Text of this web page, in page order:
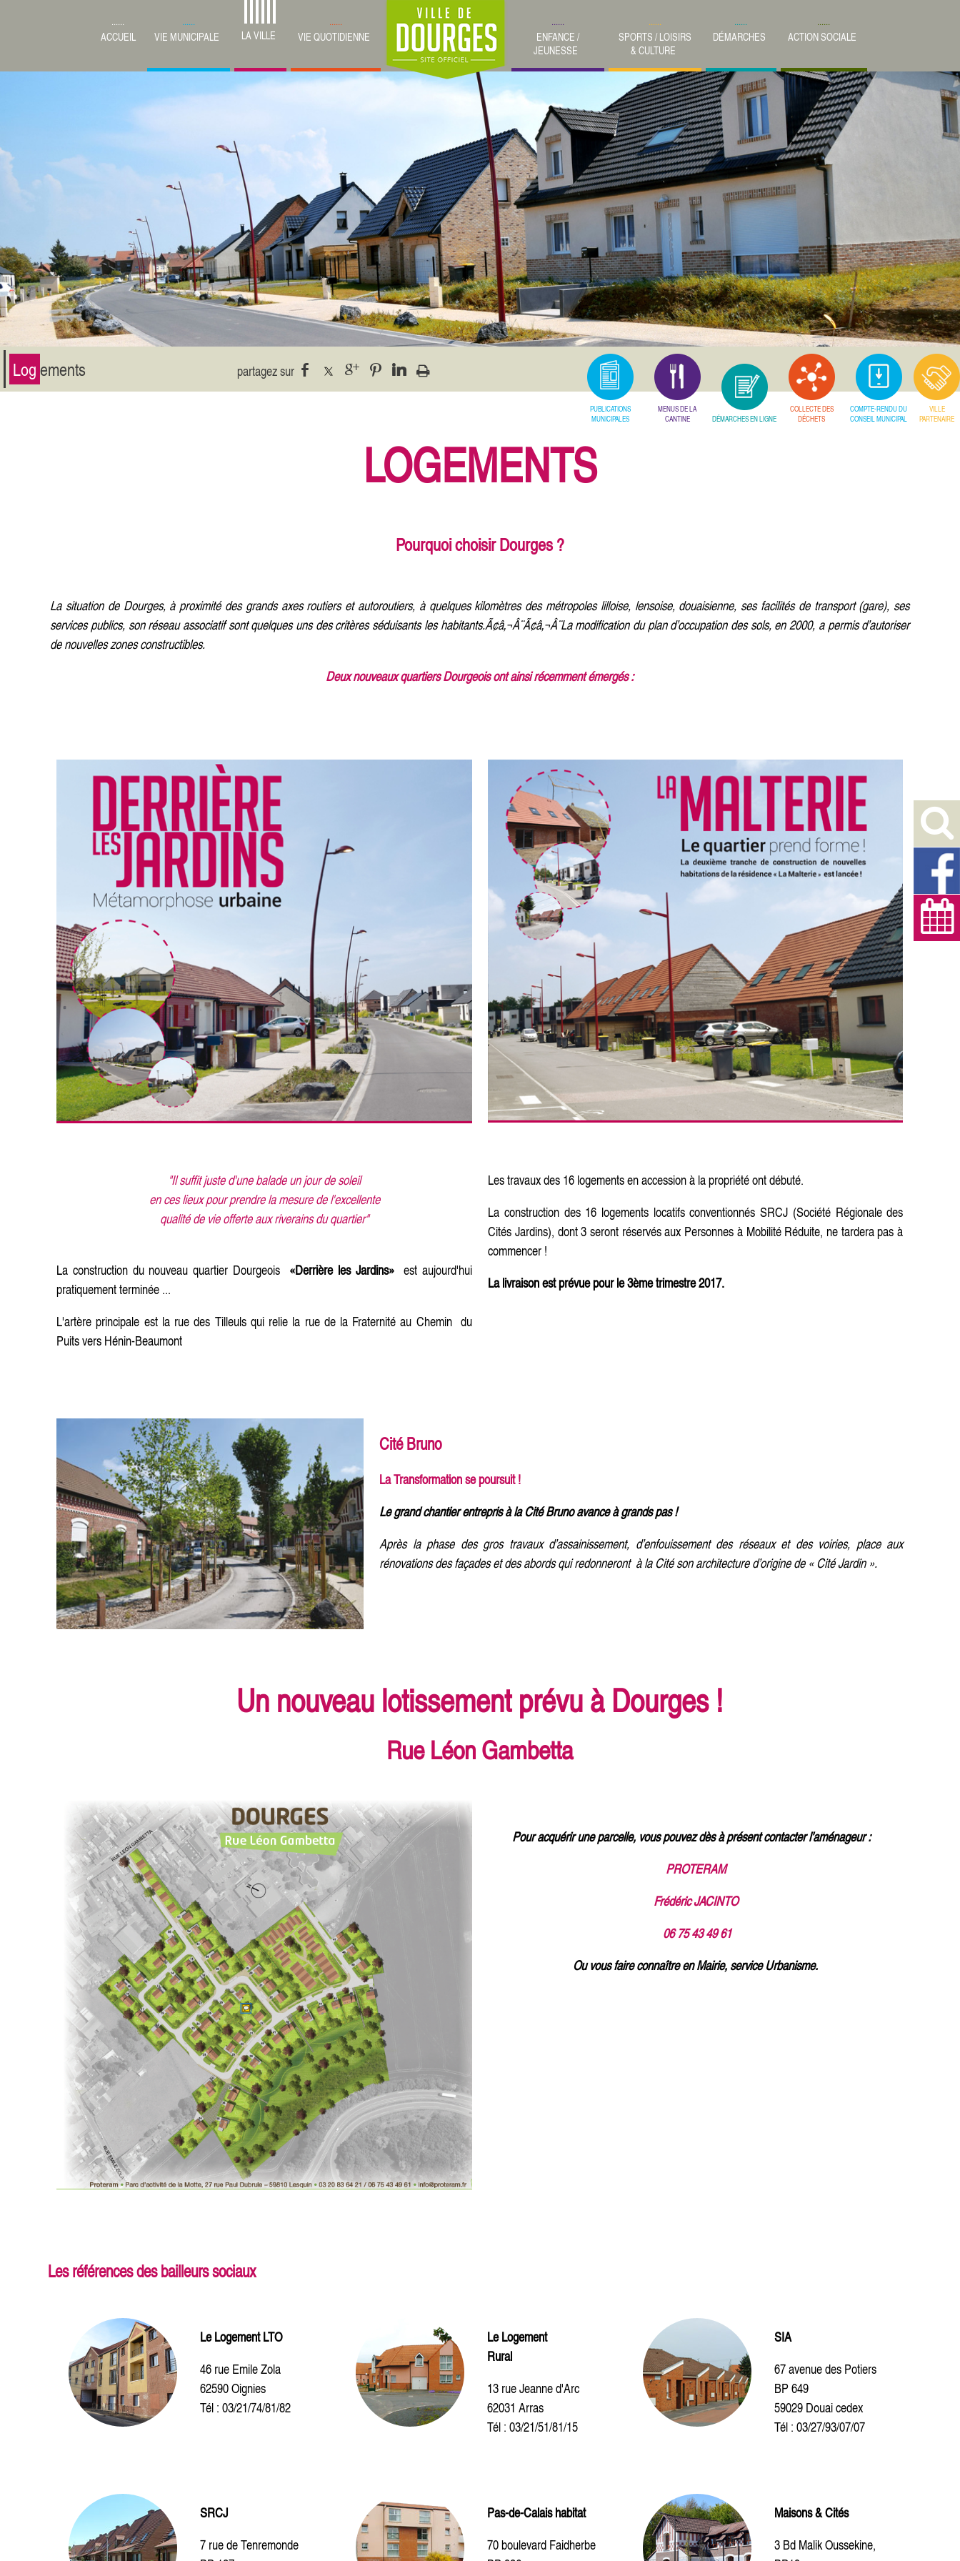
ACCUEIL VIE MUNICIPALE LA VILLE VIE QUOTIDIENNE
ENFANCE /
JEUNESSE
SPORTS / LOISIRS
& CULTURE
DÉMARCHES ACTION SOCIALE
Logements
PUBLICATIONS
MUNICIPALES
MENUS DE LA
CANTINE
DÉMARCHES EN LIGNE
COLLECTE DES
DÉCHETS
COMPTE-RENDU DU
CONSEIL MUNICIPAL
VILLE
PARTENAIRE
LOGEMENTS
Pourquoi choisir Dourges ?
La situation de Dourges, à proximité des grands axes routiers et autoroutiers, à quelques kilomètres des métropoles lilloise, lensoise, douaisienne, ses facilités de transport (gare), ses
services publics, son réseau associatif sont quelques uns des critères séduisants les habitants.Ã¢â‚¬Â¨Ã¢â‚¬Â¨La modification du plan d’occupation des sols, en 2000, a permis d’autoriser
de nouvelles zones constructibles.
Deux nouveaux quartiers Dourgeois ont ainsi récemment émergés :
"Il suffit juste d'une balade un jour de soleil
en ces lieux pour prendre la mesure de l'excellente
qualité de vie offerte aux riverains du quartier"
La construction du nouveau quartier Dourgeois «Derrière les Jardins»est aujourd'hui
pratiquement terminée ...
L'artère principale est la rue des Tilleuls qui relie la rue de la Fraternité au Chemin du
Puits vers Hénin-Beaumont
Les travaux des 16 logements en accession à la propriété ont débuté.
La construction des 16 logements locatifs conventionnés SRCJ (Société Régionale des
Cités Jardins), dont 3 seront réservés aux Personnes à Mobilité Réduite, ne tardera pas à
commencer !
La livraison est prévue pour le 3ème trimestre 2017.
Cité Bruno
La Transformationse poursuit !
Le grand chantier entrepris à la Cité Bruno avance à grands pas !
Après la phase des gros travaux d’assainissement, d’enfouissement des réseaux et des voiries, place aux
rénovations des façades et des abords qui redonneront à la Cité son architecture d’origine de « Cité Jardin ».
Un nouveau lotissement prévu à Dourges !
Rue Léon Gambetta
Pour acquérir une parcelle, vous pouvez dès à présent contacter l’aménageur :
PROTERAM
Frédéric JACINTO
06 75 43 49 61
Ou vous faire connaître en Mairie, service Urbanisme.
Les références des bailleurs sociaux
Le Logement LTO
46 rue Emile Zola
62590 Oignies
Tél : 03/21/74/81/82
Le Logement
Rural
13 rue Jeanne d'Arc
62031 Arras
Tél : 03/21/51/81/15
SIA
67 avenue des Potiers
BP 649
59029 Douai cedex
Tél : 03/27/93/07/07
SRCJ
7 rue de Tenremonde
Pas-de-Calais habitat
70 boulevard Faidherbe
Maisons & Cités
3 Bd Malik Oussekine,